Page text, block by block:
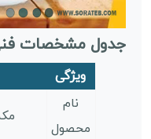
جدول مشخصات
ویژگی
نام
محصول